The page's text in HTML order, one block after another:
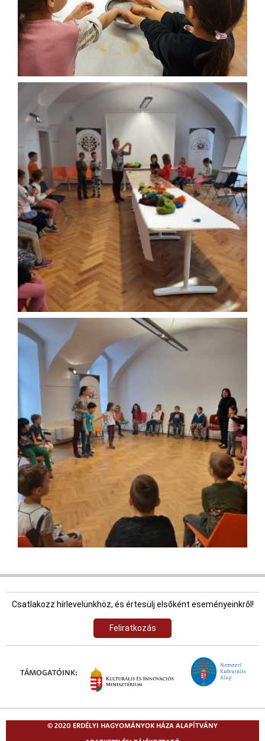
Csatlakozz hírlevelünkhöz, és értesülj elsőként eseményeinkről!
Feliratkozás
TÁMOGATÓINK:
© 2020 ERDÉLYI HAGYOMÁNYOK HÁZA ALAPÍTVÁNY